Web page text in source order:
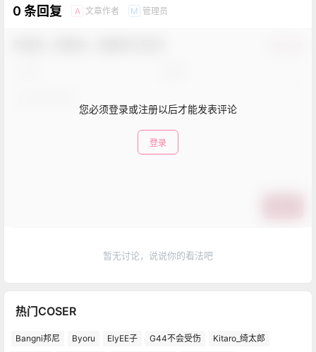
0 条回复 A 文章作者 M 管理员
您必须登录或注册以后才能发表评论
登录
暂无讨论，说说你的看法吧
热门COSER
Bangni邦尼 Byoru ElyEE子 G44不会受伤 Kitaro_绮太郎